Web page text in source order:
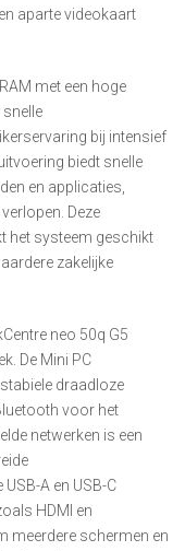
aparte videokaart
met een hoge
bij intensief
biedt snelle
en applicaties,
Deze
het systeem geschikt
zakelijke
neo 50q G5
De Mini PC
draadloze
voor het
netwerken is een
A en USB-C
HDMI en
meerdere schermen en